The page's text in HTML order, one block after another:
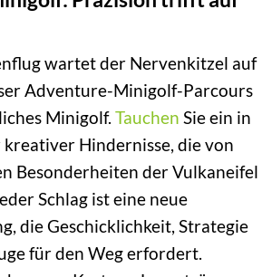
wartet der Nervenkitzel auf
Adventure-Minigolf-Parcours
Minigolf. Tauchen Sie ein in
Hindernisse, die von
Besonderheiten der Vulkaneifel
Schlag ist eine neue
die Geschicklichkeit, Strategie
für den Weg erfordert.